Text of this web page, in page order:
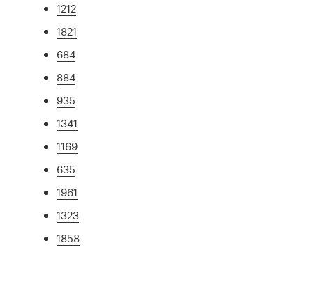
1212
1821
684
884
935
1341
1169
635
1961
1323
1858